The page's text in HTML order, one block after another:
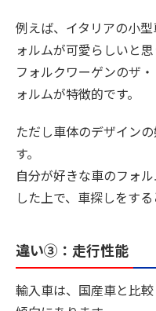
例えば、イタリアの小
ォルムが可愛らしいと
フォルクワーゲンのザ
ォルムが特徴的です。
ただし車体のデザイン
す。
自分が好きな車のフォ
した上で、車探しをする
違い③：走行性能
輸入車は、国産車と比